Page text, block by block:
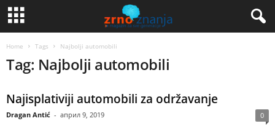
Home Tags Najbolji automobili
Tag: Najbolji automobili
Najisplativiji automobili za održavanje
Dragan Antić - април 9, 2019 0